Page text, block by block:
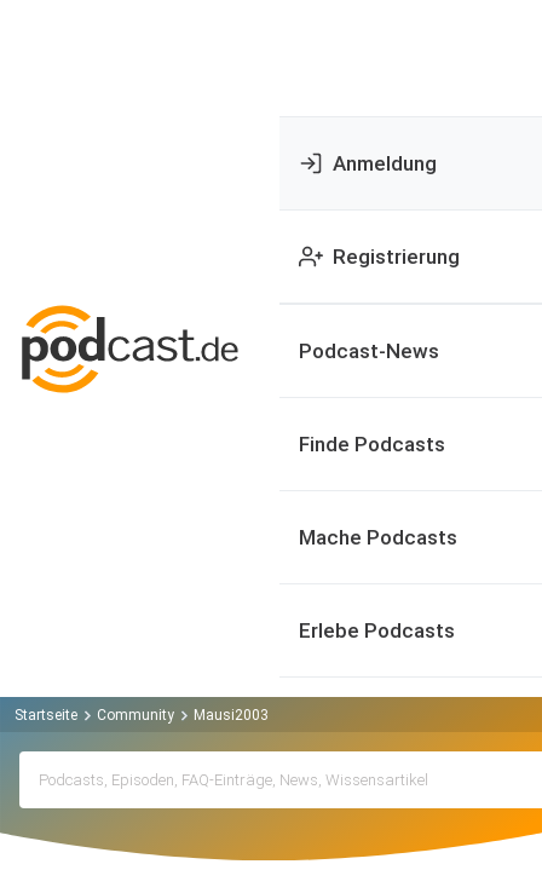
Anmeldung
Registrierung
Podcast-News
Finde Podcasts
Mache Podcasts
Erlebe Podcasts
Startseite Community Mausi2003